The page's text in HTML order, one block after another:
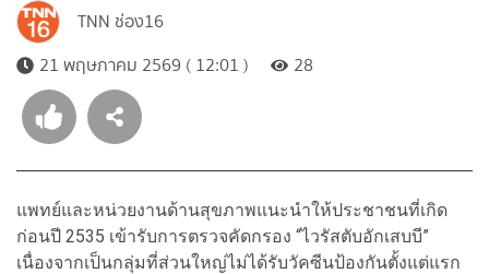
TNN ช่อง16
21 พฤษภาคม 2569 ( 12:01 )
28
แพทย์และหน่วยงานด้านสุขภาพแนะนำให้ประชาชนที่เกิด
ก่อนปี 2535 เข้ารับการตรวจคัดกรอง “ไวรัสตับอักเสบบี”
เนื่องจากเป็นกลุ่มที่ส่วนใหญ่ไม่ได้รับวัคซีนป้องกันตั้งแต่แรก